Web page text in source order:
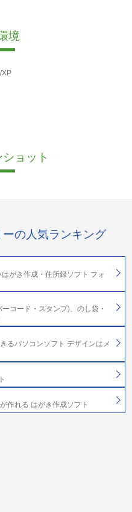
境
XP
ョット
ーの人気ランキング
がき作成・住所録ソフト フォ
コード・スタンプ)、のし袋・
るパソコンソフト デザインはメ
作れる はがき作成ソフト